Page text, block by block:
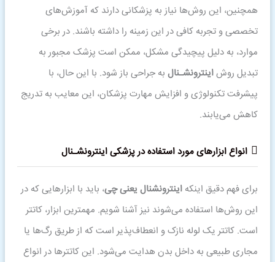
همچنین، این روش‌ها نیاز به پزشکانی دارند که آموزش‌های
تخصصی و تجربه کافی در این زمینه را داشته باشند. در برخی
موارد، به دلیل پیچیدگی مشکل، ممکن است پزشک مجبور به
تبدیل روشاینترونشـنال به جراحی باز شود. با این حال، با
پیشرفت تکنولوژی و افزایش مهارت پزشکان، این معایب به تدریج
کاهش می‌یابند.
انواع ابزارهای مورد استفاده در پزشکیاینترونشـنال
برای فهم دقیق اینکهاینترونشنال یعنی چی، باید با ابزارهایی که در
این روش‌ها استفاده می‌شوند نیز آشنا شویم. مهمترین ابزار، کاتتر
است. کاتتر یک لوله نازک و انعطاف‌پذیر است که از طریق رگ‌ها یا
مجاری طبیعی به داخل بدن هدایت می‌شود. این کاتترها در انواع